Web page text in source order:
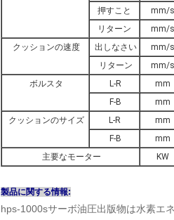
押すこと mm/s
リターン
mm/s
クッションの速度
出しなさい mm/s
リターン
mm/s
ボルスタ
L-R mm
F-B
mm
クッションのサイズ
L-R mm
F-B
mm
主要なモーター
KW
製品に関する情報:
hps-1000sサーボ油圧出版物は水素エ